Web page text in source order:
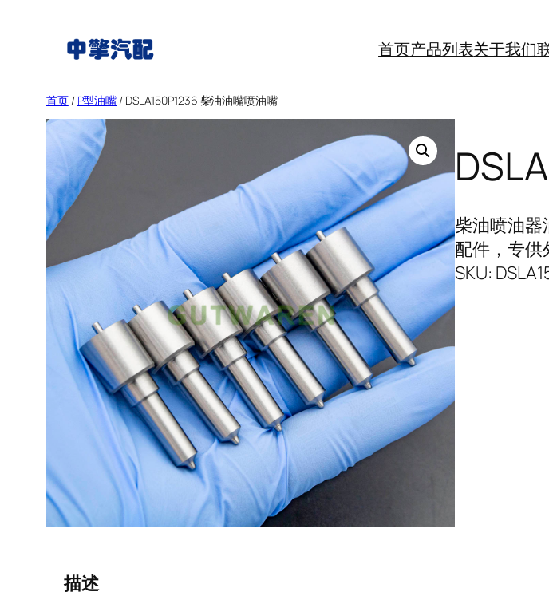
首页产品列表关于我们
首页/ P型油嘴 / DSLA150P1236 柴油油嘴喷油嘴
柴油喷油器
配件，专
SKU:
描述